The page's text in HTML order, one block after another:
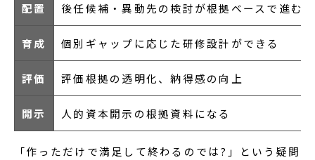
配置 後任候補・異動先の検討が根拠ベースで進む
育成 個別ギャップに応じた研修設計ができる
評価 評価根拠の透明化、納得感の向上
開示 人的資本開示の根拠資料になる
「作っただけで満足して終わるのでは?」という疑問